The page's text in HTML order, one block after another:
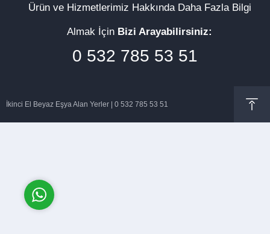
Ürün ve Hizmetlerimiz Hakkında Daha Fazla Bilgi
Almak İçin Bizi Arayabilirsiniz:
0 532 785 53 51
İkinci El Beyaz Eşya Alan Yerler | 0 532 785 53 51